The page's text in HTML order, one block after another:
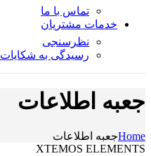
تماس با ما
خدمات مشتریان
نظرسنجی
رسیدگی به شکایات
جعبه اطلاعات
Homeجعبه اطلاعات
XTEMOS ELEMENTS